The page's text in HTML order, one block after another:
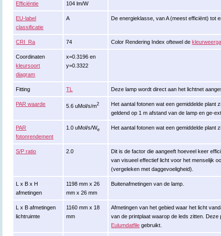
Efficiëntie 104 lm/W
EU-label
classificatie
A De energieklasse, van A (meest efficiënt) tot
CRI_Ra 74 Color Rendering Index oftewel de
Coordinaten
kleursoort
diagram
x=0.3196 en
y=0.3322
Fitting TL Deze lamp wordt direct aan het lichtnet
PAR waarde 5.6 uMol/s/m2
Het aantal fotonen wat een gemiddelde plant
geldend op 1 m afstand van de lamp en ge-
PAR
fotonrendement
1.0 uMol/s/We Het aantal fotonen wat een gemiddelde plant
S/P ratio 2.0
Dit is de factor die aangeeft hoeveel keer
van visueel effectief licht voor het menselijk
(vergeleken met daggevoeligheid).
L x B x H
afmetingen
1198 mm x 26
mm x 26 mm
Buitenafmetingen van de lamp.
L x B afmetingen
lichtruimte
1160 mm x 18
mm
Afmetingen van het gebied waar het licht
van de printplaat waarop de leds zitten.
Eulumdatfile gebruikt.